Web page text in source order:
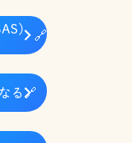
🔗
る🔗